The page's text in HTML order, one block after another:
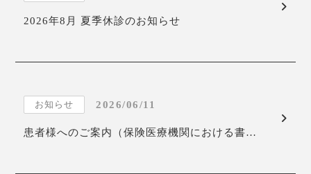
2026年8月 夏季休診のお知らせ
お知らせ 2026/06/11
患者様へのご案内（保険医療機関における書…